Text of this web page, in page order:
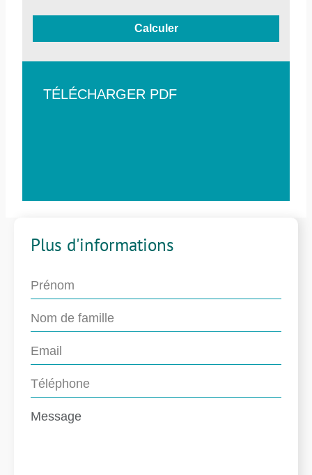
Calculer
TÉLÉCHARGER PDF
Plus d'informations